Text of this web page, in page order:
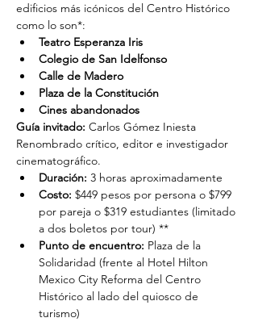
edificios más icónicos del Centro Histórico
como lo son*:
Teatro Esperanza Iris
Colegio de San Idelfonso
Calle de Madero
Plaza de la Constitución
Cines abandonados
Guía invitado: Carlos Gómez Iniesta
Renombrado crítico, editor e investigador
cinematográfico.
Duración: 3 horas aproximadamente
Costo: $449 pesos por persona o $799
por pareja o $319 estudiantes (limitado
a dos boletos por tour) **
Punto de encuentro: Plaza de la
Solidaridad (frente al Hotel Hilton
Mexico City Reforma del Centro
Histórico al lado del quiosco de
turismo)